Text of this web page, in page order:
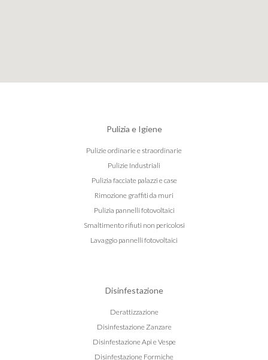
Pulizia e Igiene
Pulizie ordinarie e straordinarie
Pulizie Industriali
Pulizia facciate palazzi e case
Rimozione graffiti da muri
Pulizia pannelli fotovoltaici
Smaltimento rifiuti non pericolosi
Lavaggio pannelli fotovoltaici
Disinfestazione
Derattizzazione
Disinfestazione Zanzare
Disinfestazione Api e Vespe
Disinfestazione Formiche